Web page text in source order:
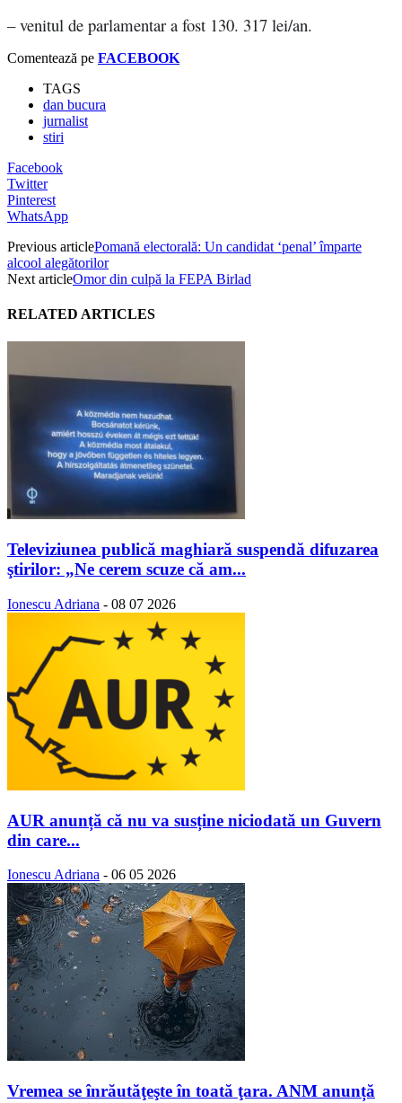
– venitul de parlamentar a fost 130. 317 lei/an.
Comentează pe FACEBOOK
TAGS
dan bucura
jurnalist
stiri
Facebook
Twitter
Pinterest
WhatsApp
Previous articlePomană electorală: Un candidat ‘penal’ împarte
alcool alegătorilor
Next articleOmor din culpă la FEPA Birlad
RELATED ARTICLES
Televiziunea publică maghiară suspendă difuzarea
ştirilor: „Ne cerem scuze că am...
Ionescu Adriana - 08 07 2026
AUR anunță că nu va susține niciodată un Guvern
din care...
Ionescu Adriana - 06 05 2026
Vremea se înrăutăţeşte în toată ţara. ANM anunță